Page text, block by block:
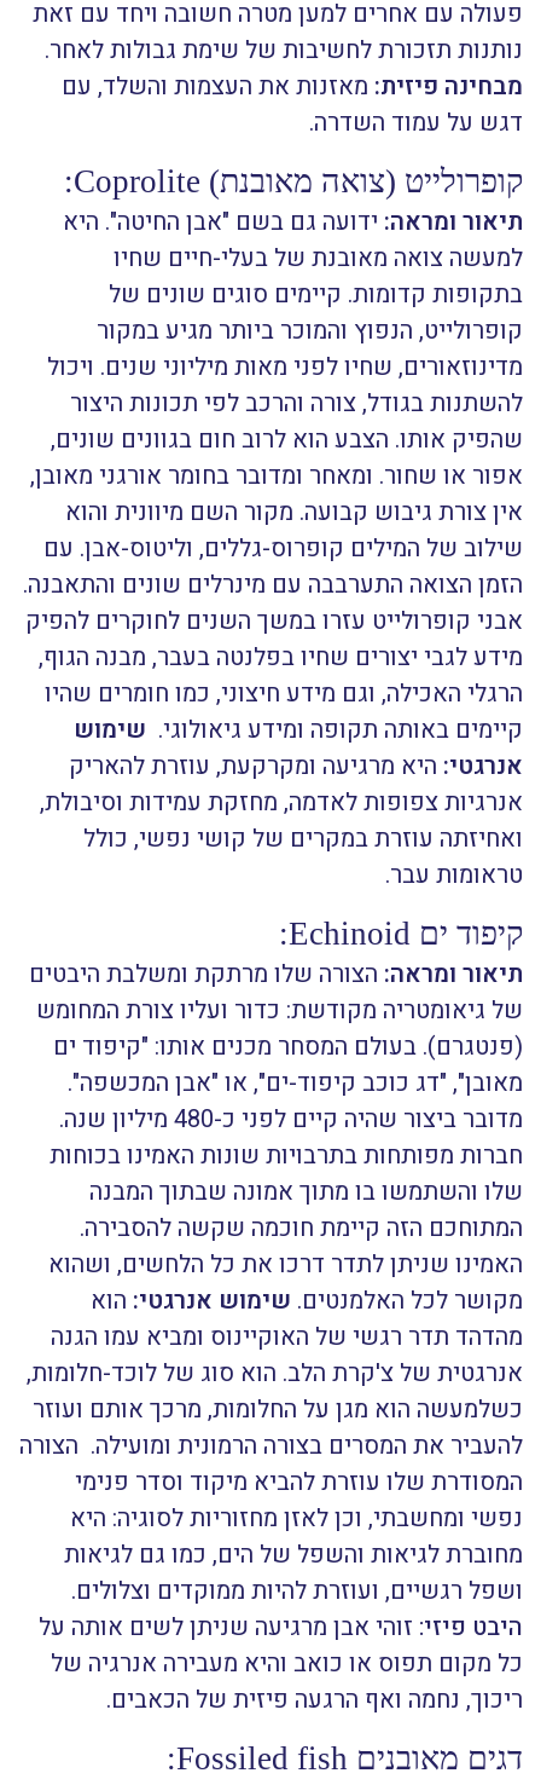
פעולה עם אחרים למען מטרה חשובה ויחד עם זאת
נותנות תזכורת לחשיבות של שימת גבולות לאחר.
מבחינה פיזית: מאזנות את העצמות והשלד, עם
דגש על עמוד השדרה.
קופרולייט (צואה מאובנת) Coprolite:
תיאור ומראה: ידועה גם בשם "אבן החיטה". היא
למעשה צואה מאובנת של בעלי-חיים שחיו
בתקופות קדומות. קיימים סוגים שונים של
קופרולייט, הנפוץ והמוכר ביותר מגיע במקור
מדינוזאורים, שחיו לפני מאות מיליוני שנים. ויכול
להשתנות בגודל, צורה והרכב לפי תכונות היצור
שהפיק אותו. הצבע הוא לרוב חום בגוונים שונים,
אפור או שחור. ומאחר ומדובר בחומר אורגני מאובן,
אין צורת גיבוש קבועה. מקור השם מיוונית והוא
שילוב של המילים קופרוס-גללים, וליטוס-אבן. עם
הזמן הצואה התערבבה עם מינרלים שונים והתאבנה.
אבני קופרולייט עזרו במשך השנים לחוקרים להפיק
מידע לגבי יצורים שחיו בפלנטה בעבר, מבנה הגוף,
הרגלי האכילה, וגם מידע חיצוני, כמו חומרים שהיו
קיימים באותה תקופה ומידע גיאולוגי. שימוש
אנרגטי: היא מרגיעה ומקרקעת, עוזרת להאריק
אנרגיות צפופות לאדמה, מחזקת עמידות וסיבולת,
ואחיזתה עוזרת במקרים של קושי נפשי, כולל
טראומות עבר.
קיפוד ים Echinoid:
תיאור ומראה: הצורה שלו מרתקת ומשלבת היבטים
של גיאומטריה מקודשת: כדור ועליו צורת המחומש
(פנטגרם). בעולם המסחר מכנים אותו: "קיפוד ים
מאובן", "דג כוכב קיפוד-ים", או "אבן המכשפה".
מדובר ביצור שהיה קיים לפני כ-480 מיליון שנה.
חברות מפותחות בתרבויות שונות האמינו בכוחות
שלו והשתמשו בו מתוך אמונה שבתוך המבנה
המתוחכם הזה קיימת חוכמה שקשה להסבירה.
האמינו שניתן לתדר דרכו את כל הלחשים, ושהוא
מקושר לכל האלמנטים. שימוש אנרגטי: הוא
מהדהד תדר רגשי של האוקיינוס ומביא עמו הגנה
אנרגטית של צ'קרת הלב. הוא סוג של לוכד-חלומות,
כשלמעשה הוא מגן על החלומות, מרכך אותם ועוזר
להעביר את המסרים בצורה הרמונית ומועילה. הצורה
המסודרת שלו עוזרת להביא מיקוד וסדר פנימי
נפשי ומחשבתי, וכן לאזן מחזוריות לסוגיה: היא
מחוברת לגיאות והשפל של הים, כמו גם לגיאות
ושפל רגשיים, ועוזרת להיות ממוקדים וצלולים.
היבט פיזי: זוהי אבן מרגיעה שניתן לשים אותה על
כל מקום תפוס או כואב והיא מעבירה אנרגיה של
ריכוך, נחמה ואף הרגעה פיזית של הכאבים.
דגים מאובנים Fossiled fish: